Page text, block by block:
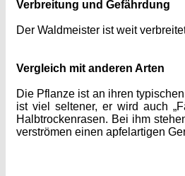
Verbreitung und Gefährdung
Der Waldmeister ist weit
Vergleich mit anderen Arten
Die Pflanze ist an ihren
ist viel seltener, er wird auch
Halbtrockenrasen. Bei ihm
verströmen einen apfelartigen